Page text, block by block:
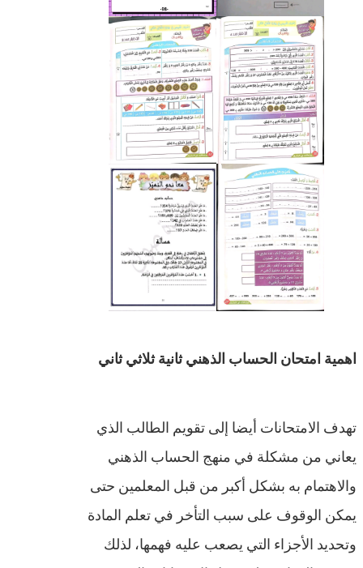
اهمية امتحان الحساب الذهني ثانية ثلاثي ثاني
تهدف الامتحانات أيضا إلى تقويم الطالب الذي
يعاني من مشكلة في منهج الحساب الذهني
والاهتمام به بشكل أكبر من قبل المعلمين حتى
يمكن الوقوف على سبب التأخر في تعلم المادة
وتحديد الأجزاء التي يصعب عليه فهمها، لذلك